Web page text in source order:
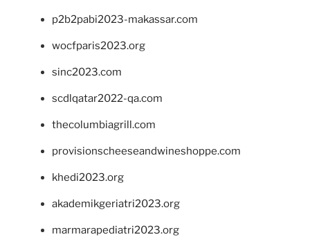
p2b2pabi2023-makassar.com
wocfparis2023.org
sinc2023.com
scdlqatar2022-qa.com
thecolumbiagrill.com
provisionscheeseandwineshoppe.com
khedi2023.org
akademikgeriatri2023.org
marmarapediatri2023.org